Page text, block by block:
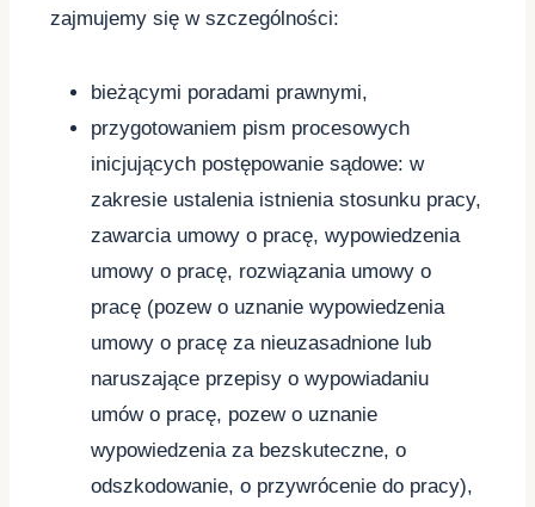
zajmujemy się w szczególności:
bieżącymi poradami prawnymi,
przygotowaniem pism procesowych
inicjujących postępowanie sądowe: w
zakresie ustalenia istnienia stosunku pracy,
zawarcia umowy o pracę, wypowiedzenia
umowy o pracę, rozwiązania umowy o
pracę (pozew o uznanie wypowiedzenia
umowy o pracę za nieuzasadnione lub
naruszające przepisy o wypowiadaniu
umów o pracę, pozew o uznanie
wypowiedzenia za bezskuteczne, o
odszkodowanie, o przywrócenie do pracy),